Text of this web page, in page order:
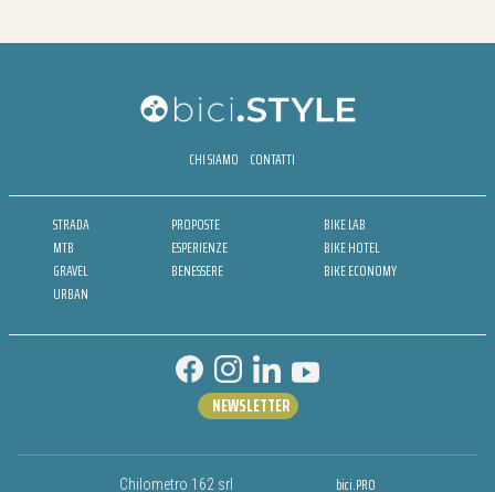
CHI SIAMO CONTATTI
STRADA
MTB
GRAVEL
URBAN
PROPOSTE
ESPERIENZE
BENESSERE
BIKE LAB
BIKE HOTEL
BIKE ECONOMY
Chilometro 162 srl bici.PRO
NEWSLETTER